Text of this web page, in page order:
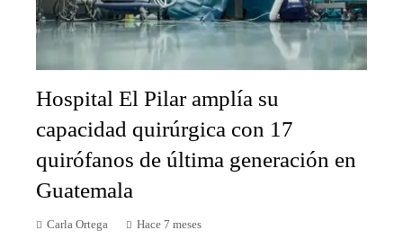
Hospital El Pilar amplía su
capacidad quirúrgica con 17
quirófanos de última generación en
Guatemala
Carla Ortega Hace 7 meses